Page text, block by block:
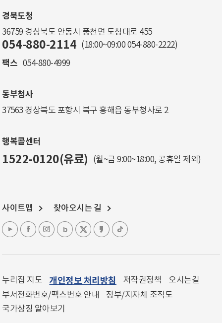
경북도청
36759 경상북도 안동시 풍천면 도청대로 455
054-880-2114 (18:00~09:00 054-880-2222)
팩스 054-880-4999
동부청사
37563 경상북도 포항시 북구 흥해읍 동부청사로 2
행복콜센터
1522-0120(유료) (월~금 9:00~18:00, 공휴일 제외)
사이트맵 찾아오시는 길
누리집 지도 개인정보 처리방침 저작권정책
오시는길
부서전화번호/팩스번호 안내
정부/지자체 조직도
국가상징 알아보기